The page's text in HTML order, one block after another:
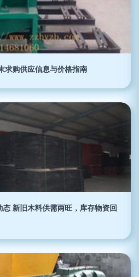
求购供应信息与价格指南
新旧木料供需两旺，库存物资回